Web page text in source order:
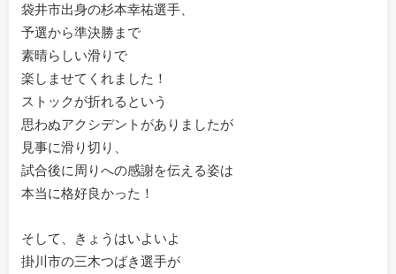
袋井市出身の杉本幸祐選手、
予選から準決勝まで
素晴らしい滑りで
楽しませてくれました！
ストックが折れるという
思わぬアクシデントがありましたが
見事に滑り切り、
試合後に周りへの感謝を伝える姿は
本当に格好良かった！
そして、きょうはいよいよ
掛川市の三木つばき選手が